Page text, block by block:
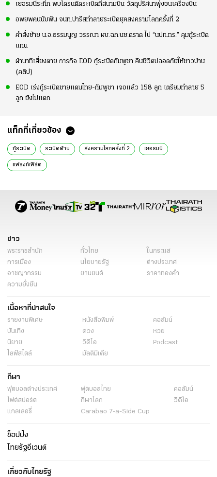
เยอรมนีระทึก พบโดรนติดระเบิดที่สนามบิน วัตถุปริศนาพุ่งชนเครื่องบิน
อพยพคนนับพัน จนท.ปารีสทำลายระเบิดยุคสงครามโลกครั้งที่ 2
คำสั่งย้าย น.อ.ธรรมนูญ วรรณา ผบ.ฉก.นย.ตราด ไป “นปท.ทร.” คุมกู้ระเบิด
แทน
ฝ่านาทีเสี่ยงตาย ภารกิจ EOD กู้ระเบิดกัมพูชา คืนชีวิตปลอดภัยให้ชาวบ้าน
(คลิป)
EOD เร่งกู้ระเบิดชายแดนไทย-กัมพูชา เจอแล้ว 158 ลูก เตรียมทำลาย 5
ลูก ยังไม่แตก
แท็กที่เกี่ยวข้อง
กู้ระเบิด ระเบิดด้าน สงครามโลกครั้งที่ 2 เยอรมนี
แฟรงก์เฟิร์ต
ข่าว
พระราชสำนัก ทั่วไทย
ในกระแส
การเมือง
นโยบายรัฐ
ต่างประเทศ
อาชญากรรม
ยานยนต์
ราคาทองคำ
ความยั่งยืน
เนื้อหาที่น่าสนใจ
รายงานพิเศษ หนังสือพิมพ์
คอลัมน์
บันเทิง
ดวง
หวย
นิยาย
วิดีโอ
Podcast
ไลฟ์สไตล์
มัลติมีเดีย
กีฬา
ฟุตบอลต่่างประเทศ ฟุตบอลไทย
คอลัมน์
ไฟต์สปอร์ต
กีฬาโลก
วิดีโอ
แกลเลอรี่
Carabao 7-a-Side Cup
ช็อปปิ้ง
ไทยรัฐอีเวนต์
เกี่ยวกับไทยรัฐ